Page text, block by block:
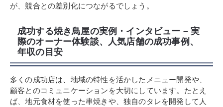
が、競合との差別化につながるでしょう。
成功する焼き鳥屋の実例・インタビュー – 実
際のオーナー体験談、人気店舗の成功事例、
年収の目安
多くの成功店は、地域の特性を活かしたメニュー開発や、
顧客とのコミュニケーションを大切にしています。たとえ
ば、地元食材を使った串焼きや、独自のタレを開発して人